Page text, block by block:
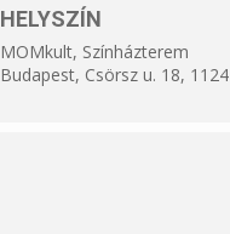
HELYSZÍN
MOMkult, Színházterem
Budapest, Csörsz u. 18, 1124